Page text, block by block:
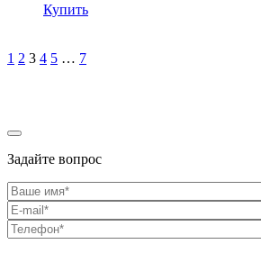
Купить
Навигация
1 2 3 4 5 … 7
Задайте вопрос